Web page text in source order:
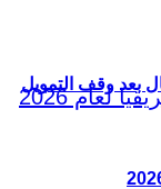
بعد وقف التمويل